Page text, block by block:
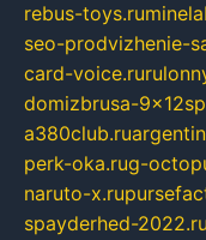
rebus-toys.ru
seo-prodvizhenie-
card-voice.ru
domizbrusa-
a380club.ru
perk-oka.rug-
naruto-x.ru
spayderhed-2022.ru